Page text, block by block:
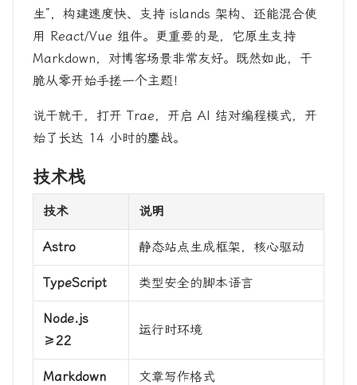
生”，构建速度快、支持 islands 架构、还能混合使
用 React/Vue 组件。更重要的是，它原生支持
Markdown，对博客场景非常友好。既然如此，干
脆从零开始手搓一个主题！
说干就干，打开 Trae，开启 AI 结对编程模式，开
始了长达 14 小时的鏖战。
技术栈
技术 说明
Astro 静态站点生成框架，核心驱动
TypeScript 类型安全的脚本语言
Node.js
≥22
运行时环境
Markdown 文章写作格式